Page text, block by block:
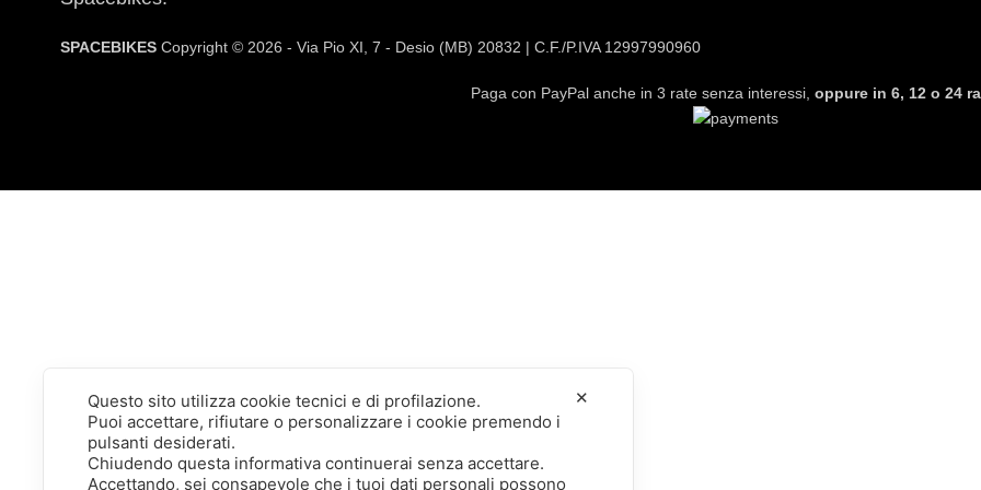
SPACEBIKES Copyright © 2026 - Via Pio XI, 7 - Desio (MB) 20832 | C.F./P.IVA 12997990960
Paga con PayPal anche in 3 rate senza interessi, oppure in 6, 12 o 24
✕
Questo sito utilizza cookie tecnici e di profilazione.
Puoi accettare, rifiutare o personalizzare i cookie premendo i
pulsanti desiderati.
Chiudendo questa informativa continuerai senza accettare.
Accettando, sei consapevole che i tuoi dati personali possono